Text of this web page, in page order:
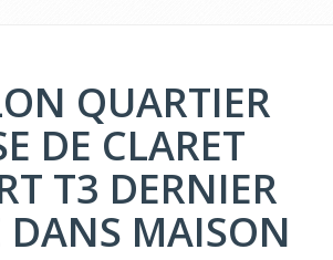
QUARTIER
DE CLARET
T3 DERNIER
DANS MAISON